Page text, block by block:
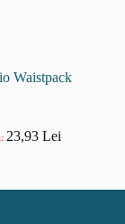
Waistpack
23,93 Lei